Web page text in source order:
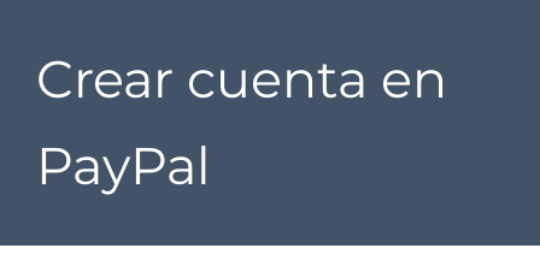
Crear cuenta en
PayPal